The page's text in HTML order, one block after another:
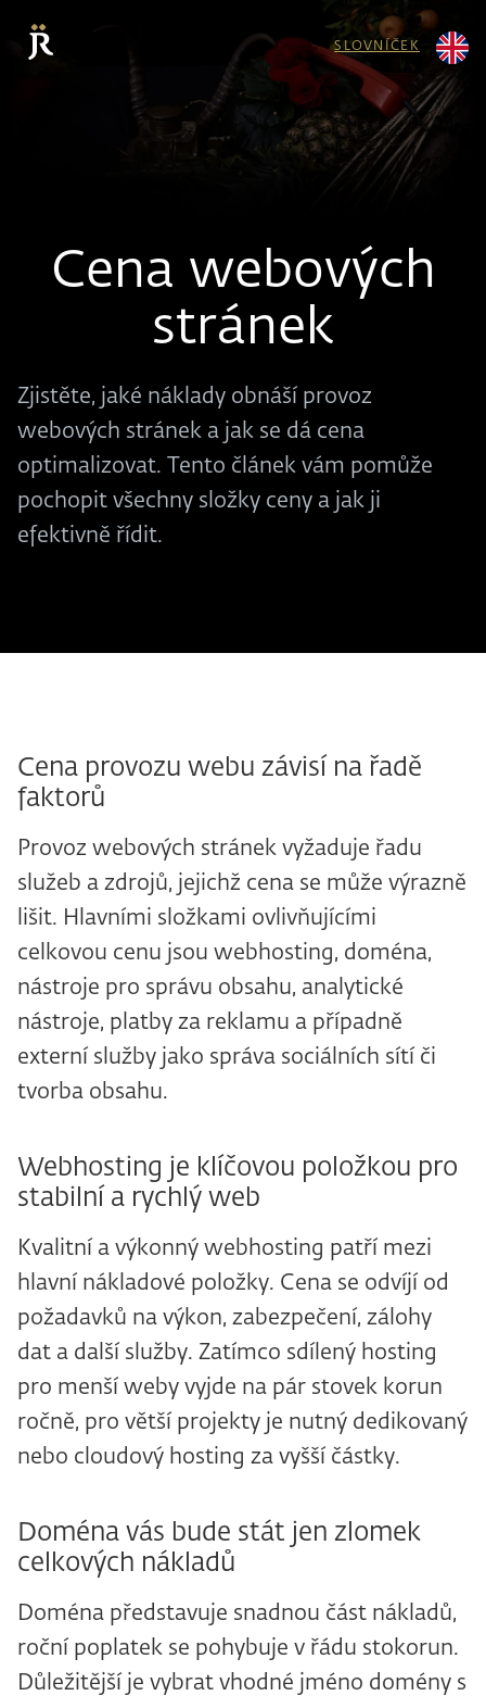
SLOVNÍČEK
Cena webových
stránek
Zjistěte, jaké náklady obnáší provoz
webových stránek a jak se dá cena
optimalizovat. Tento článek vám pomůže
pochopit všechny složky ceny a jak ji
efektivně řídit.
Cena provozu webu závisí na řadě
faktorů
Provoz webových stránek vyžaduje řadu
služeb a zdrojů, jejichž cena se může výrazně
lišit. Hlavními složkami ovlivňujícími
celkovou cenu jsou webhosting, doména,
nástroje pro správu obsahu, analytické
nástroje, platby za reklamu a případně
externí služby jako správa sociálních sítí či
tvorba obsahu.
Webhosting je klíčovou položkou pro
stabilní a rychlý web
Kvalitní a výkonný webhosting patří mezi
hlavní nákladové položky. Cena se odvíjí od
požadavků na výkon, zabezpečení, zálohy
dat a další služby. Zatímco sdílený hosting
pro menší weby vyjde na pár stovek korun
ročně, pro větší projekty je nutný dedikovaný
nebo cloudový hosting za vyšší částky.
Doména vás bude stát jen zlomek
celkových nákladů
Doména představuje snadnou část nákladů,
roční poplatek se pohybuje v řádu stokorun.
Důležitější je vybrat vhodné jméno domény s